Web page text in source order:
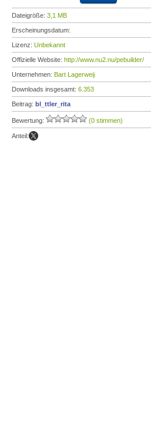
Dateigröße: 3,1 MB
Erscheinungsdatum:
Lizenz: Unbekannt
Offizielle Website: http://www.nu2.nu/pebuilder/
Unternehmen: Bart Lagerweij
Downloads insgesamt: 6.353
Beitrag: bl_ttler_rita
Bewertung: (0 stimmen)
Anteil: